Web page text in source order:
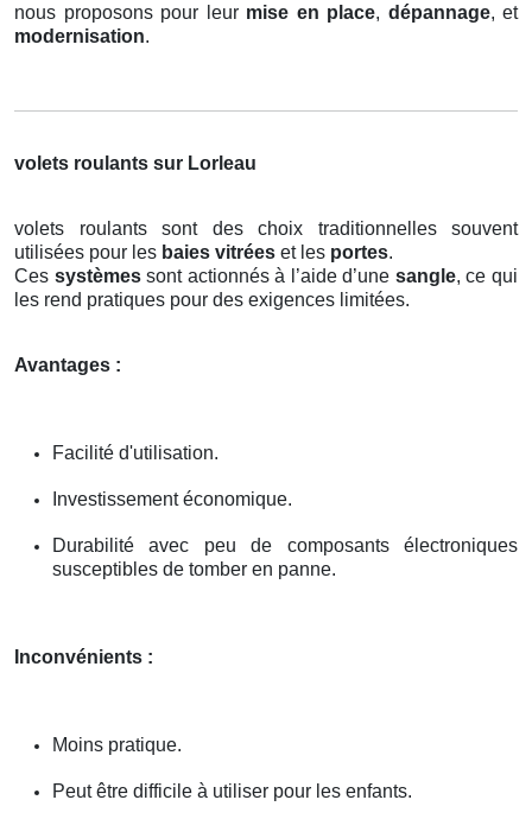
nous proposons pour leur mise en place, dépannage, et
modernisation.
volets roulants sur Lorleau
volets roulants sont des choix traditionnelles souvent
utilisées pour les baies vitrées et les portes.
Ces systèmessont actionnés à l’aide d’une sangle, ce qui
les rend pratiques pour des exigences limitées.
Avantages :
Facilité d'utilisation.
Investissement économique.
Durabilité avec peu de composants électroniques
susceptibles de tomber en panne.
Inconvénients :
Moins pratique.
Peut être difficile à utiliser pour les enfants.